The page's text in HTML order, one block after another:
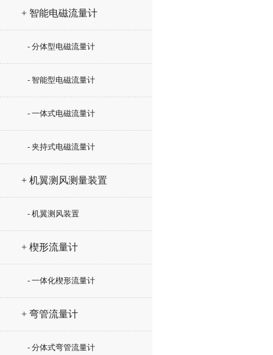
+ 智能电磁流量计
- 分体型电磁流量计
- 智能型电磁流量计
- 一体式电磁流量计
- 夹持式电磁流量计
+ 机翼测风测量装置
- 机翼测风装置
+ 楔形流量计
- 一体化楔形流量计
+ 弯管流量计
- 分体式弯管流量计